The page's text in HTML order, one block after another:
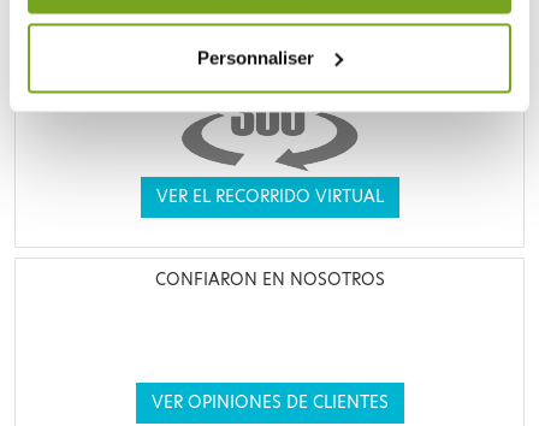
Personnaliser
VER EL RECORRIDO VIRTUAL
CONFIARON EN NOSOTROS
VER OPINIONES DE CLIENTES